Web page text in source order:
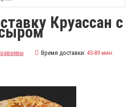
Круассан с
Время доставки: 45-89 мин.